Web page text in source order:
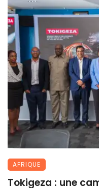
AFRIQUE
Tokigeza : une